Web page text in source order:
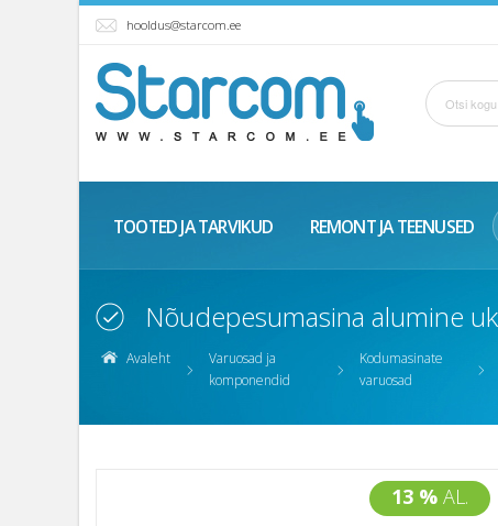
hooldus@starcom.ee
TOOTED JA TARVIKUD REMONT JA TEENUSED
Nõudepesumasina alumine
Avaleht
Varuosad ja
komponendid
Kodumasinate
varuosad
13 % AL.